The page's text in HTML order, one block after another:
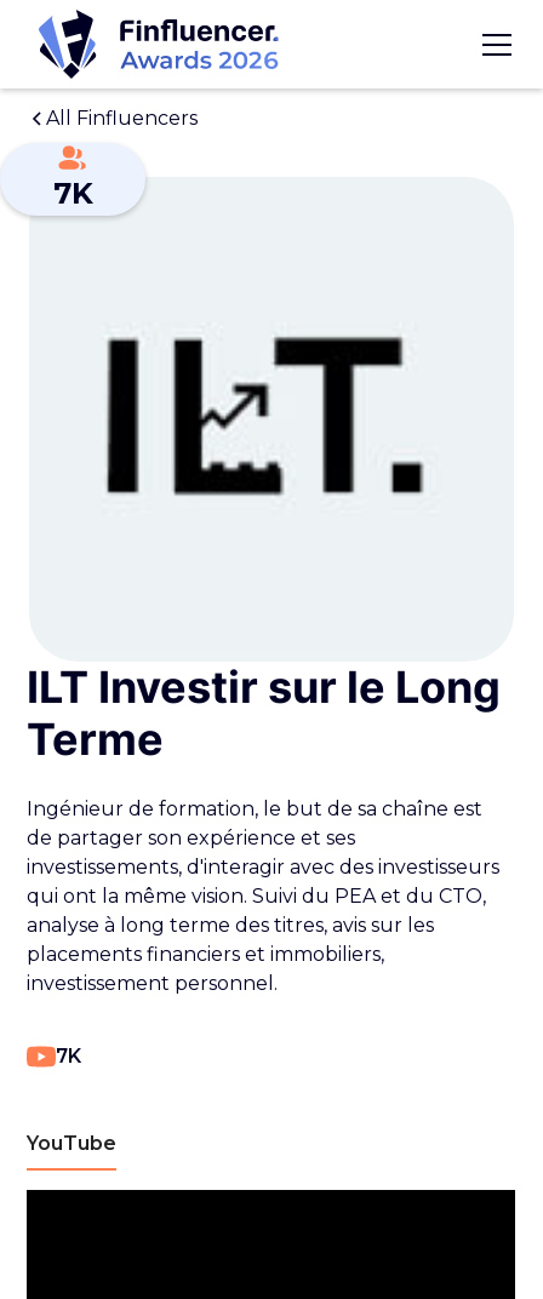
All Finfluencers
ILT Investir sur le Long
Terme
Ingénieur de formation, le but de sa chaîne est
de partager son expérience et ses
investissements, d'interagir avec des investisseurs
qui ont la même vision. Suivi du PEA et du CTO,
analyse à long terme des titres, avis sur les
placements financiers et immobiliers,
investissement personnel.
7K
7K
YouTube